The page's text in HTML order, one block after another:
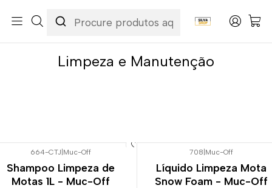
Manutenção & Consumíveis
Limpeza e Manutenção
Limpeza e Manutenção
664-CTJ Muc-Off
Shampoo Limpeza de
Motas 1L - Muc-Off
708 Muc-Off
Líquido Limpeza Mota
Snow Foam - Muc-Off